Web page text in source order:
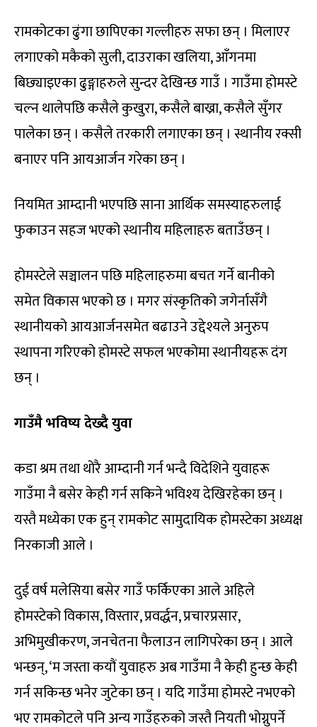
रामकोटका ढुंगा छापिएका गल्लीहरु सफा छन् । मिलाएर
लगाएको मकैको सुली, दाउराका खलिया, आँगनमा
बिछ्याइएका ढुङ्गाहरुले सुन्दर देखिन्छ गाउँ । गाउँमा होमस्टे
चल्न थालेपछि कसैले कुखुरा, कसैले बाख्रा, कसैले सुँगर
पालेका छन् । कसैले तरकारी लगाएका छन् । स्थानीय रक्सी
बनाएर पनि आयआर्जन गरेका छन् ।
नियमित आम्दानी भएपछि साना आर्थिक समस्याहरुलाई
फुकाउन सहज भएको स्थानीय महिलाहरु बताउँछन् ।
होमस्टेले सञ्चालन पछि महिलाहरुमा बचत गर्ने बानीको
समेत विकास भएको छ । मगर संस्कृतिको जगेर्नासँगै
स्थानीयको आयआर्जनसमेत बढाउने उद्देश्यले अनुरुप
स्थापना गरिएको होमस्टे सफल भएकोमा स्थानीयहरू दंग
छन् ।
गाउँमै भविष्य देख्दै युवा
कडा श्रम तथा थोरै आम्दानी गर्न भन्दै विदेशिने युवाहरू
गाउँमा नै बसेर केही गर्न सकिने भविश्य देखिरहेका छन् ।
यस्तै मध्येका एक हुन् रामकोट सामुदायिक होमस्टेका अध्यक्ष
निरकाजी आले ।
दुई वर्ष मलेसिया बसेर गाउँ फर्किएका आले अहिले
होमस्टेको विकास, विस्तार, प्रवर्द्धन, प्रचारप्रसार,
अभिमुखीकरण, जनचेतना फैलाउन लागिपरेका छन् । आले
भन्छन्, ‘म जस्ता कयौं युवाहरु अब गाउँमा नै केही हुन्छ केही
गर्न सकिन्छ भनेर जुटेका छन् । यदि गाउँमा होमस्टे नभएको
भए रामकोटले पनि अन्य गाउँहरुको जस्तै नियती भोग्नुपर्ने